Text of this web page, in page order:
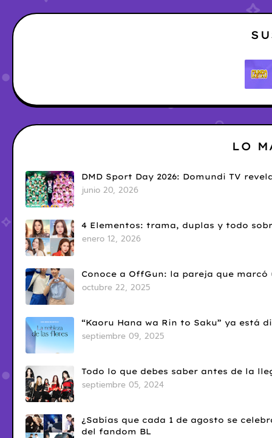
LO
DMD Sport Day 2026: Domundi TV
junio 20, 2026
4 Elementos: trama, duplas y todo
enero 12, 2026
Conoce a OffGun: la pareja que
octubre 22, 2025
“Kaoru Hana wa Rin to Saku” ya está
septiembre 09, 2025
Todo lo que debes saber antes de la
septiembre 05, 2024
¿Sabías que cada 1 de agosto se
del fandom BL